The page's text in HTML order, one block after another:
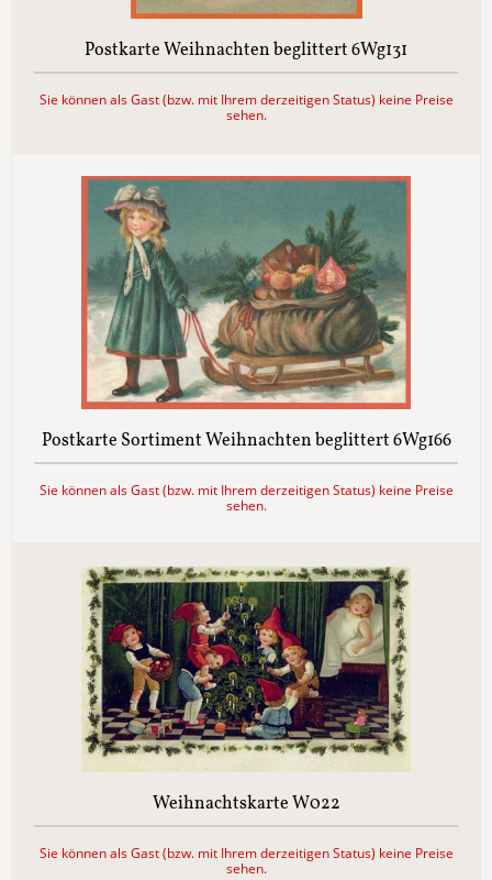
Postkarte Weihnachten beglittert 6Wg131
Sie können als Gast (bzw. mit Ihrem derzeitigen Status) keine Preise
sehen.
Postkarte Sortiment Weihnachten beglittert 6Wg166
Sie können als Gast (bzw. mit Ihrem derzeitigen Status) keine Preise
sehen.
Weihnachtskarte W022
Sie können als Gast (bzw. mit Ihrem derzeitigen Status) keine Preise
sehen.